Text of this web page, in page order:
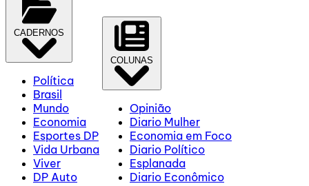
CADERNOS
Política
Brasil
Mundo
Economia
Esportes DP
Vida Urbana
Viver
DP Auto
COLUNAS
Opinião
Diario Mulher
Economia em Foco
Diario Político
Esplanada
Diario Econômico